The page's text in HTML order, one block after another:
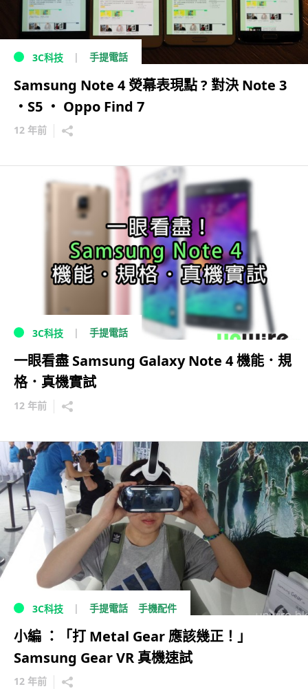
3C科技 手提電話
Samsung Note 4 熒幕表現點 ? 對決 Note 3
・S5 ・ Oppo Find 7
12 年前
3C科技 手提電話
一眼看盡 Samsung Galaxy Note 4 機能．規
格．真機實試
12 年前
3C科技 手提電話 手機配件
小編 ：「打 Metal Gear 應該幾正！」
Samsung Gear VR 真機速試
12 年前